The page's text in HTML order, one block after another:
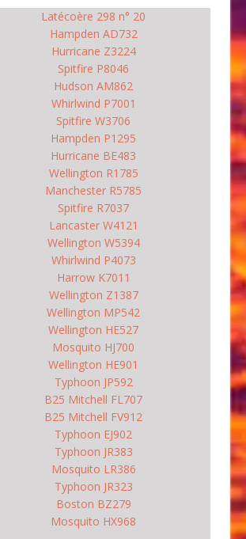
Latécoère 298 n° 20
Hampden AD732
Hurricane Z3224
Spitfire P8046
Hudson AM862
Whirlwind P7001
Spitfire W3706
Hampden P1295
Hurricane BE483
Wellington R1785
Manchester R5785
Spitfire R7037
Lancaster W4121
Wellington W5394
Whirlwind P4073
Harrow K7011
Wellington Z1387
Wellington MP542
Wellington HE527
Mosquito HJ700
Wellington HE901
Typhoon JP592
B25 Mitchell FL707
B25 Mitchell FV912
Typhoon EJ902
Typhoon JR383
Mosquito LR386
Typhoon JR323
Boston BZ279
Mosquito HX968